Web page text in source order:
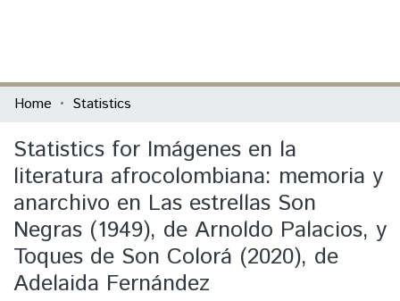
Communities & Collections
All of DSpace
Home Statistics
Statistics for Imágenes en la
literatura afrocolombiana: memoria y
anarchivo en Las estrellas Son
Negras (1949), de Arnoldo Palacios, y
Toques de Son Colorá (2020), de
Adelaida Fernández